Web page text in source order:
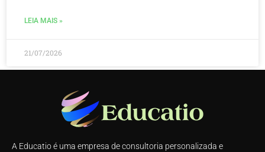
LEIA MAIS »
21/07/2026
A Educatio é uma empresa de consultoria personalizada e